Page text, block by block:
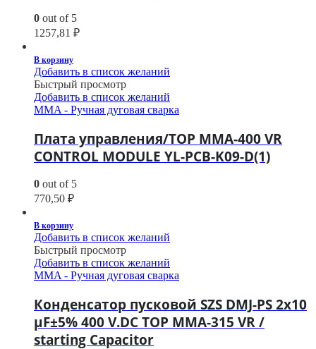
0 out of 5
1257,81 ₽
В корзину
Добавить в список желаний
Быстрый просмотр
Добавить в список желаний
MMA - Ручная дуговая сварка
Плата управления/TOP MMA-400 VR
CONTROL MODULE YL-PCB-K09-D(1)
0 out of 5
770,50 ₽
В корзину
Добавить в список желаний
Быстрый просмотр
Добавить в список желаний
MMA - Ручная дуговая сварка
Конденсатор пусковой SZS DMJ-PS 2х10
μF±5% 400 V.DC TOP MMA-315 VR /
starting Capacitor